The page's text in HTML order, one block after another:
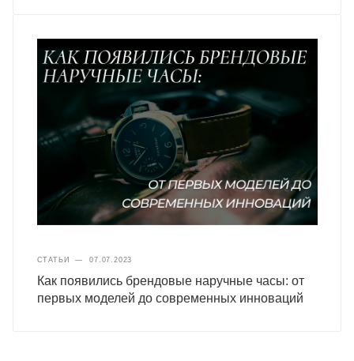
СТАТЬИ — 07.07.2023
Как появились брендовые наручные часы: от
первых моделей до современных инноваций